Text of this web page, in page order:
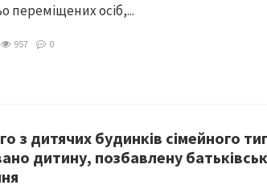
переміщених осіб,...
957 0
з дитячих будинків сімейного
дитину, позбавлену